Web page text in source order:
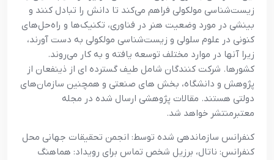
زيست‌شناسي مولکولي فراهم مي‌کند تا دانش را تبادل کنند و
بينشي در مورد وضعيت هنر در فناوري، تکنيک‌ها و راه‌حل‌هاي
کنوني در علوم سلولي و زيست‌شناسي مولکولي به دست آورند،
زيرا آنها در موارد مختلف توسعه يافته و به کار مي‌روند.
کشورها. شرکت کنندگان شامل طيف گسترده اي از ذينفعان از
پژوهش و دانشگاه، بخش هاي صنعتي و همچنين سازمان‌هاي
دولتي هستند. مقالات پژوهشي ارسال شده در مجله
معتبرمنتشر خواهد شد.
کنفرانس سازماندهي شده توسط: انجمن تحقيقات جهاني محل
کنفرانس: ناتال، برزيل شخص تماس براي رويداد: هماهنگ